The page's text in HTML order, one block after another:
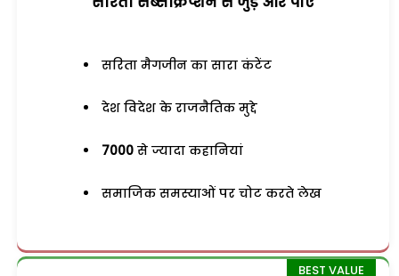
सरिता मैगजीन का सारा कंटेंट
देश विदेश के राजनैतिक मुद्दे
7000 से ज्यादा कहानियां
समाजिक समस्याओं पर चोट करते लेख